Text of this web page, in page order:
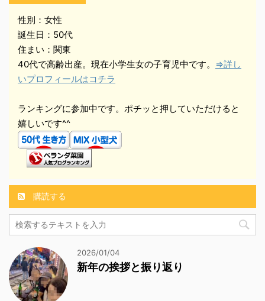
性別：女性
誕生日：50代
住まい：関東
40代で高齢出産。現在小学生女の子育児中です。 ⇒詳し
いプロフィールはコチラ
ランキングに参加中です。ポチッと押していただけると
嬉しいです^^
購読する
2026/01/04
新年の挨拶と振り返り